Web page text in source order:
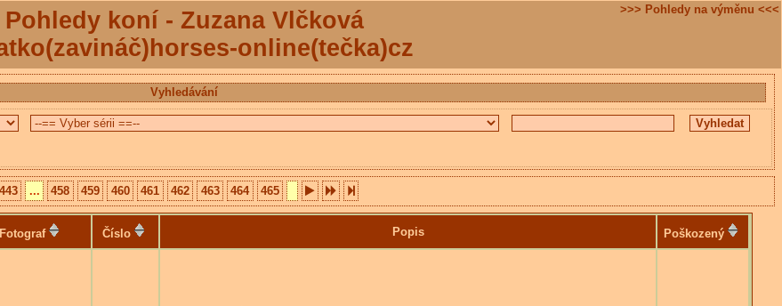
Pohledy koní - Zuzana Vlčková
online(tečka)cz
>>> Pohledy na výměnu <<<
Vyhledávání
443 ... 458 459 460 461 462 463 464 465
Fotograf Číslo Popis Poškozený